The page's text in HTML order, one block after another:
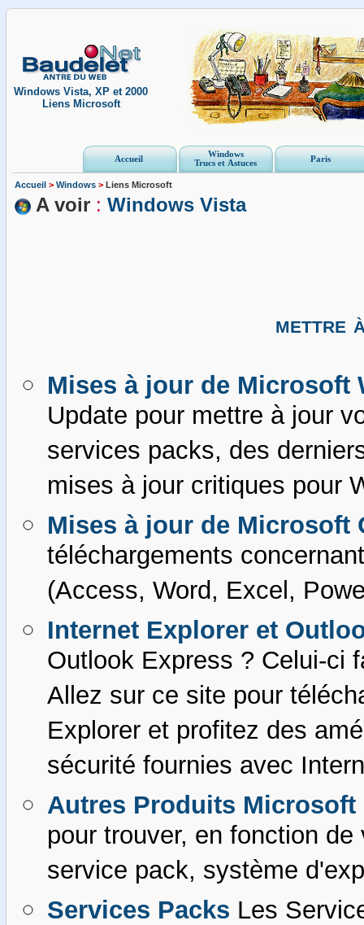
Windows Vista, XP et 2000
Liens Microsoft
Accueil
Windows
Trucs et Astuces
Paris
Accueil > Windows > Liens Microsoft
A voir : Windows Vista
mettre
Mises à jour de Microsoft
Update pour mettre à jour
services packs, des
mises à jour critiques pour
Mises à jour de Microsoft
téléchargements
(Access, Word, Excel,
Internet Explorer et
Outlook Express ? Celui-ci
Allez sur ce site pour
Explorer et profitez des
sécurité fournies avec
Autres Produits Microsoft
pour trouver, en fonction
service pack, système
Services Packs Les